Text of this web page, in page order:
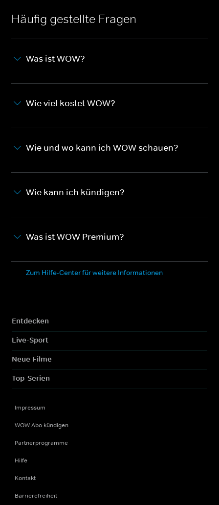
Häufig gestellte Fragen
Was ist WOW?
Wie viel kostet WOW?
Wie und wo kann ich WOW schauen?
Wie kann ich kündigen?
Was ist WOW Premium?
Zum Hilfe-Center für weitere Informationen
Entdecken
Live-Sport
Neue Filme
Top-Serien
Impressum
WOW Abo kündigen
Partnerprogramme
Hilfe
Kontakt
Barrierefreiheit